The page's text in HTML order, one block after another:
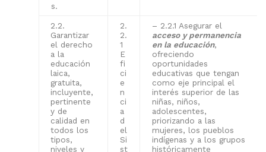
s.
2.2.
Garantizar
el derecho
a la
educación
laica,
gratuita,
incluyente,
pertinente
y de
calidad en
todos los
tipos,
niveles y
2.
2.
1
E
fi
ci
e
n
ci
a
d
el
Si
st
– 2.2.1 Asegurar el
acceso y permanencia
en la educación,
ofreciendo
oportunidades
educativas que tengan
como eje principal el
interés superior de las
niñas, niños,
adolescentes,
priorizando a las
mujeres, los pueblos
indígenas y a los grupos
históricamente